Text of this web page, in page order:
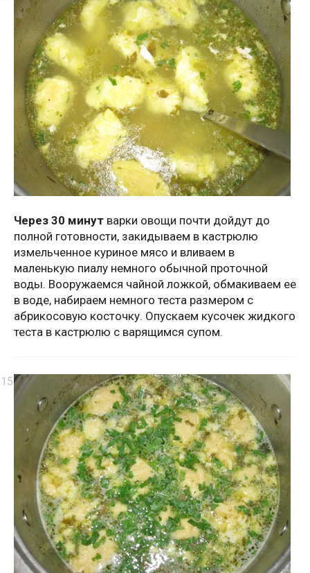
Через 30 минут варки овощи почти дойдут до
полной готовности, закидываем в кастрюлю
измельченное куриное мясо и вливаем в
маленькую пиалу немного обычной проточной
воды. Вооружаемся чайной ложкой, обмакиваем ее
в воде, набираем немного теста размером с
абрикосовую косточку. Опускаем кусочек жидкого
теста в кастрюлю с варящимся супом.